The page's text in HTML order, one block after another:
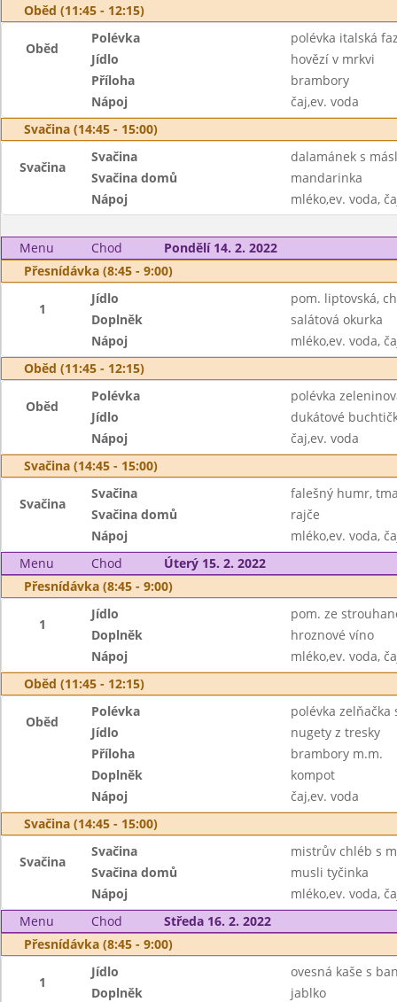
Oběd (11:45 - 12:15)
Oběd
Polévka
polévka italská
Jídlo
hovězí v mrkvi
Příloha
brambory
Nápoj
čaj,ev. voda
Svačina (14:45 - 15:00)
Svačina
Svačina
dalamánek s
Svačina domů
mandarinka
Nápoj
mléko,ev. voda,
Menu Chod
Pondělí 14. 2. 2022
Přesnídávka (8:45 - 9:00)
1
Jídlo
pom. liptovská,
Doplněk
salátová okurka
Nápoj
mléko,ev. voda,
Oběd (11:45 - 12:15)
Oběd
Polévka
polévka
Jídlo
dukátové
Nápoj
čaj,ev. voda
Svačina (14:45 - 15:00)
Svačina
Svačina
falešný humr,
Svačina domů
rajče
Nápoj
mléko,ev. voda,
Menu
Chod
Úterý 15. 2. 2022
Přesnídávka (8:45 - 9:00)
1
Jídlo
pom. ze
Doplněk
hroznové víno
Nápoj
mléko,ev. voda,
Oběd (11:45 - 12:15)
Oběd
Polévka
polévka
Jídlo
nugety z tresky
Příloha
brambory m.m.
Doplněk
kompot
Nápoj
čaj,ev. voda
Svačina (14:45 - 15:00)
Svačina
Svačina
mistrův chléb s
Svačina domů
musli tyčinka
Nápoj
mléko,ev. voda,
Menu
Chod
Středa 16. 2. 2022
Přesnídávka (8:45 - 9:00)
1
Jídlo
ovesná kaše s
Doplněk
jablko